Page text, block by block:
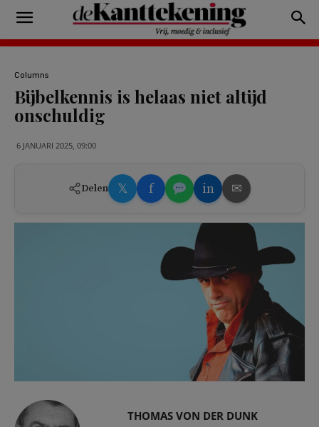
Columns
Bijbelkennis is helaas niet altijd
onschuldig
6 JANUARI 2025, 09:00
Delen 𝕏 f in ✉
THOMAS VON DER DUNK